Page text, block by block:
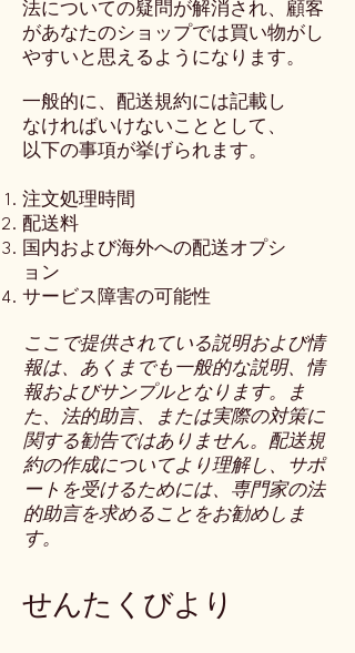
法についての疑問が解消され、顧客
があなたのショップでは買い物がし
やすいと思えるようになります。
一般的に、配送規約には記載し
なければいけないこととして、
以下の事項が挙げられます。
注文処理時間
配送料
国内および海外への配送オプシ
ョン
サービス障害の可能性
ここで提供されている説明および情
報は、あくまでも一般的な説明、情
報およびサンプルとなります。ま
た、法的助言、または実際の対策に
関する勧告ではありません。配送規
約の作成についてより理解し、サポ
ートを受けるためには、専門家の法
的助言を求めることをお勧めしま
す。
せんたくびより